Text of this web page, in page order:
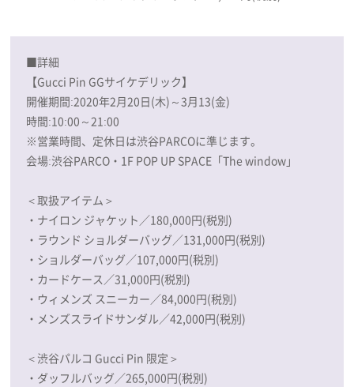
■詳細
【Gucci Pin GGサイケデリック】
開催期間:2020年2月20日(木)～3月13(金)
時間:10:00～21:00
※営業時間、定休日は渋谷PARCOに準じます。
会場:渋谷PARCO・1F POP UP SPACE「The window」
＜取扱アイテム＞
・ナイロン ジャケット／180,000円(税別)
・ラウンド ショルダーバッグ／131,000円(税別)
・ショルダーバッグ／107,000円(税別)
・カードケース／31,000円(税別)
・ウィメンズ スニーカー／84,000円(税別)
・メンズスライドサンダル／42,000円(税別)
＜渋谷パルコ Gucci Pin 限定＞
・ダッフルバッグ／265,000円(税別)